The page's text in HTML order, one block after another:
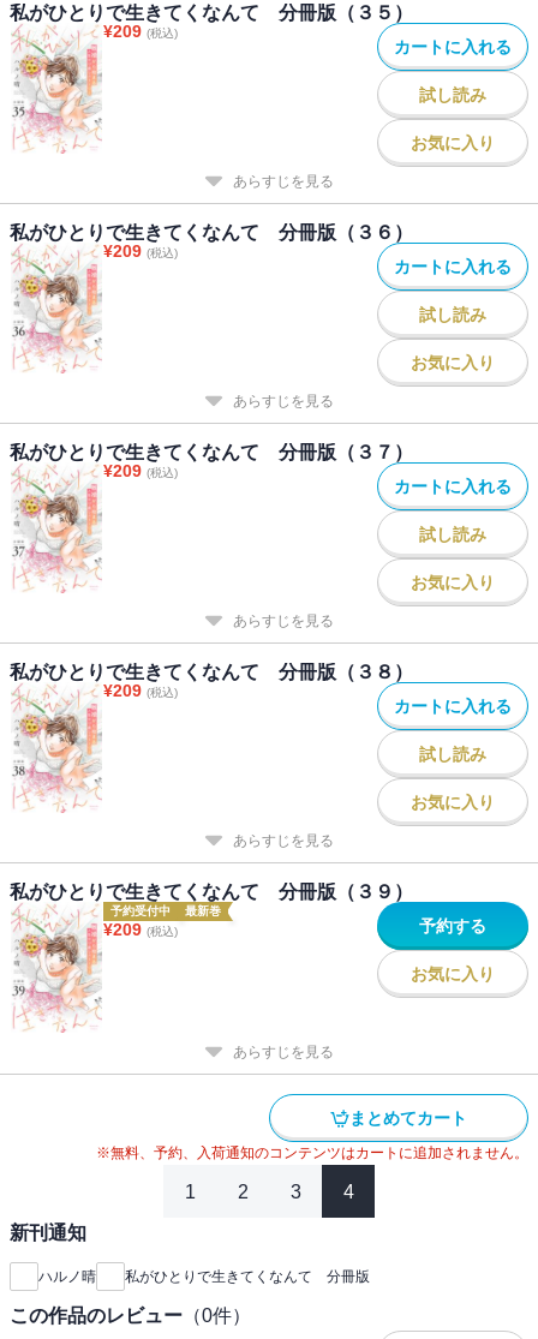
私がひとりで生きてくなんて 分冊版（３５）
¥209 (税込)
カートに入れる
試し読み
お気に入り
あらすじを見る
私がひとりで生きてくなんて 分冊版（３６）
¥209 (税込)
カートに入れる
試し読み
お気に入り
あらすじを見る
私がひとりで生きてくなんて 分冊版（３７）
¥209 (税込)
カートに入れる
試し読み
お気に入り
あらすじを見る
私がひとりで生きてくなんて 分冊版（３８）
¥209 (税込)
カートに入れる
試し読み
お気に入り
あらすじを見る
私がひとりで生きてくなんて 分冊版（３９）
予約受付中 最新巻
¥209 (税込) 予約する
お気に入り
あらすじを見る
まとめてカート
※無料、予約、入荷通知のコンテンツはカートに追加されません。
1 2 3 4
新刊通知
ハルノ晴 私がひとりで生きてくなんて 分冊版
この作品のレビュー （0件）